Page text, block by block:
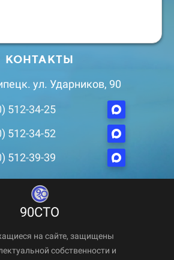
КОНТАКТЫ
ул. Ударников, 90
512-34-25
512-34-52
512-39-39
90СТО
на сайте, защищены
собственности и